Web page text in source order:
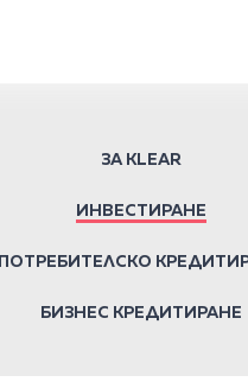
ЗА KLEAR
ИНВЕСТИРАНЕ
ПОТРЕБИТЕЛСКО
БИЗНЕС КРЕДИТИРАНЕ